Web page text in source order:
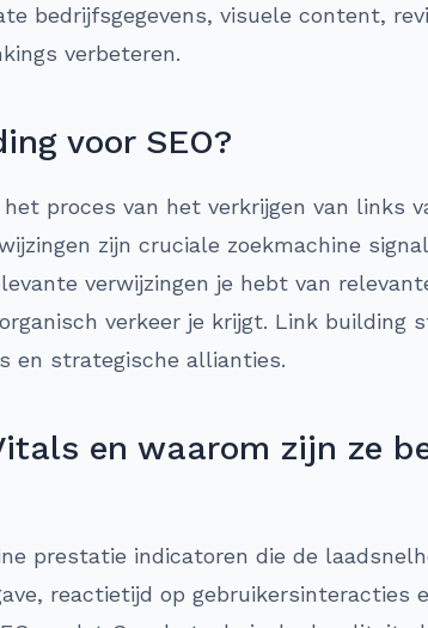
bedrijfsgegevens, visuele content,
verbeteren.
voor SEO?
proces van het verkrijgen van links
zijn cruciale zoekmachine
verwijzingen je hebt van
verkeer je krijgt. Link building
en strategische allianties.
en waarom zijn ze
prestatie indicatoren die de
reactietijd op gebruikersinteracties